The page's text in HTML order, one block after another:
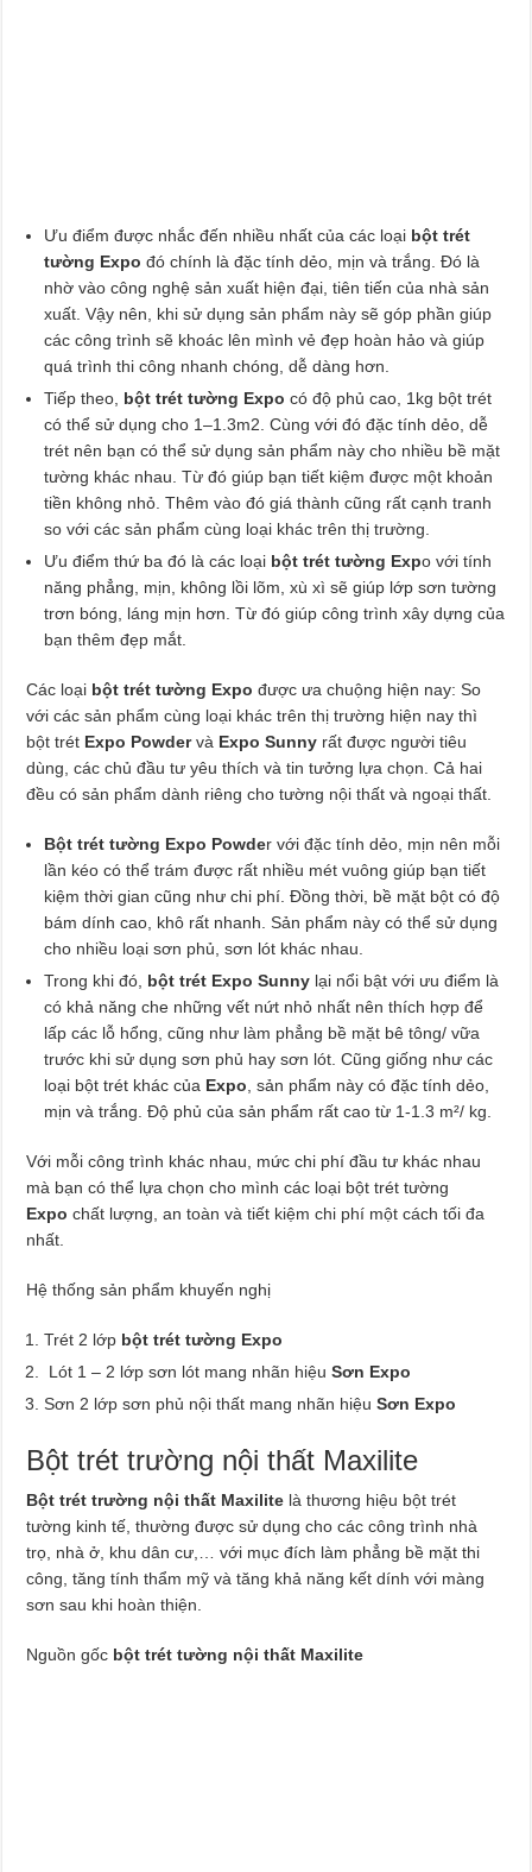
Ưu điểm được nhắc đến nhiều nhất của các loại bột trét
tường Expo đó chính là đặc tính dẻo, mịn và trắng. Đó là
nhờ vào công nghệ sản xuất hiện đại, tiên tiến của nhà sản
xuất. Vậy nên, khi sử dụng sản phẩm này sẽ góp phần giúp
các công trình sẽ khoác lên mình vẻ đẹp hoàn hảo và giúp
quá trình thi công nhanh chóng, dễ dàng hơn.
Tiếp theo, bột trét tường Expo có độ phủ cao, 1kg bột trét
có thể sử dụng cho 1–1.3m2. Cùng với đó đặc tính dẻo, dễ
trét nên bạn có thể sử dụng sản phẩm này cho nhiều bề mặt
tường khác nhau. Từ đó giúp bạn tiết kiệm được một khoản
tiền không nhỏ. Thêm vào đó giá thành cũng rất cạnh tranh
so với các sản phẩm cùng loại khác trên thị trường.
Ưu điểm thứ ba đó là các loại bột trét tường Expo với tính
năng phẳng, mịn, không lồi lõm, xù xì sẽ giúp lớp sơn tường
trơn bóng, láng mịn hơn. Từ đó giúp công trình xây dựng của
bạn thêm đẹp mắt.
Các loại bột trét tường Expođược ưa chuộng hiện nay: So
với các sản phẩm cùng loại khác trên thị trường hiện nay thì
bột trét Expo Powdervà Expo Sunny rất được người tiêu
dùng, các chủ đầu tư yêu thích và tin tưởng lựa chọn. Cả hai
đều có sản phẩm dành riêng cho tường nội thất và ngoại thất.
Bột trét tường Expo Powder với đặc tính dẻo, mịn nên mỗi
lần kéo có thể trám được rất nhiều mét vuông giúp bạn tiết
kiệm thời gian cũng như chi phí. Đồng thời, bề mặt bột có độ
bám dính cao, khô rất nhanh. Sản phẩm này có thể sử dụng
cho nhiều loại sơn phủ, sơn lót khác nhau.
Trong khi đó, bột trét Expo Sunny lại nổi bật với ưu điểm là
có khả năng che những vết nứt nhỏ nhất nên thích hợp để
lấp các lỗ hổng, cũng như làm phẳng bề mặt bê tông/ vữa
trước khi sử dụng sơn phủ hay sơn lót. Cũng giống như các
loại bột trét khác của Expo , sản phẩm này có đặc tính dẻo,
mịn và trắng. Độ phủ của sản phẩm rất cao từ 1-1.3 m²/ kg.
Với mỗi công trình khác nhau, mức chi phí đầu tư khác nhau
mà bạn có thể lựa chọn cho mình các loại bột trét tường
Expo chất lượng, an toàn và tiết kiệm chi phí một cách tối đa
nhất.
Hệ thống sản phẩm khuyến nghị
Trét 2 lớp bột trét tường Expo
Lót 1 – 2 lớp sơn lót mang nhãn hiệuSơn Expo
Sơn 2 lớp sơn phủ nội thất mang nhãn hiệuSơn Expo
Bột trét trường nội thất Maxilite
Bột trét trường nội thất Maxilite là thương hiệu bột trét
tường kinh tế, thường được sử dụng cho các công trình nhà
trọ, nhà ở, khu dân cư,… với mục đích làm phẳng bề mặt thi
công, tăng tính thẩm mỹ và tăng khả năng kết dính với màng
sơn sau khi hoàn thiện.
Nguồn gốc bột trét tường nội thất Maxilite